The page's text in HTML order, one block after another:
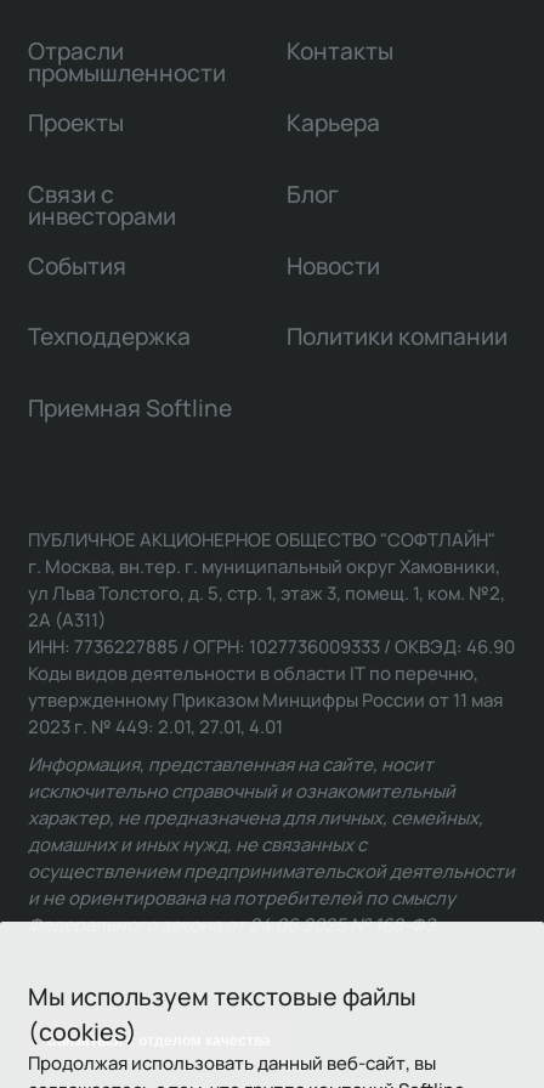
Мы используем текстовые файлы
(cookies)
Продолжая использовать данный веб-сайт, вы
Отрасли
промышленности
Проекты
Связи с
инвесторами
Контакты
Карьера
Блог
События Новости
Техподдержка Политики компании
Приемная Softline
Связаться с отделом качества
ПУБЛИЧНОЕ АКЦИОНЕРНОЕ ОБЩЕСТВО "СОФТЛАЙН"
г. Москва, вн.тер. г. муниципальный округ Хамовники,
ул Льва Толстого, д. 5, стр. 1, этаж 3, помещ. 1, ком. №2,
2А (А311)
ИНН: 7736227885 / ОГРН: 1027736009333 / ОКВЭД: 46.90
Коды видов деятельности в области IT по перечню,
утвержденному Приказом Минцифры России от 11 мая
2023 г. № 449: 2.01, 27.01, 4.01
Информация, представленная на сайте, носит
исключительно справочный и ознакомительный
характер, не предназначена для личных, семейных,
домашних и иных нужд, не связанных с
осуществлением предпринимательской деятельности
и не ориентирована на потребителей по смыслу
Федерального закона от 24.06.2025 № 168-ФЗ.